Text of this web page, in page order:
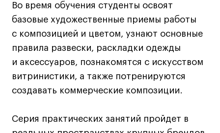
Современная живопись
Интенсивы
Маркетинг
Во время обучения студенты освоят
базовые художественные приемы работы
с композицией и цветом, узнают основные
правила развески, раскладки одежды
и аксессуаров, познакомятся с искусством
витринистики, а также потренируются
создавать коммерческие композиции.
Серия практических занятий пройдет в